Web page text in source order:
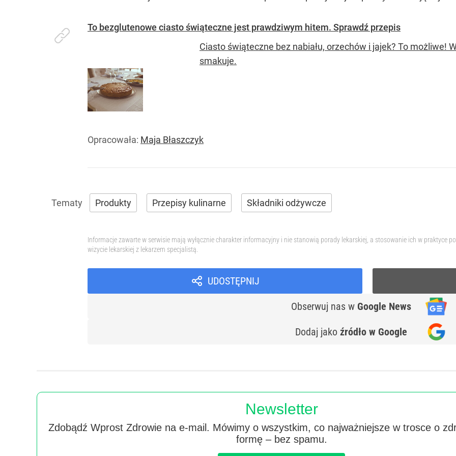
To bezglutenowe ciasto świąteczne jest prawdziwym hitem. Sprawdź przepis
Ciasto świąteczne bez nabiału, orzechów i jajek? To możliwe!
smakuje.
Opracowała: Maja Błaszczyk
Produkty Przepisy kulinarne Składniki odżywcze
Informacje zawarte w serwisie mają wyłącznie charakter informacyjny i nie stanowią porady lekarskiej, a stosowanie ich w praktyce
wizycie lekarskiej z lekarzem specjalistą.
UDOSTĘPNIJ
Obserwuj nas w Google News
Dodaj jako źródło w Google
Newsletter
Zdobądź Wprost Zdrowie na e-mail. Mówimy o wszystkim, co najważniejsze w trosce o
formę – bez spamu.